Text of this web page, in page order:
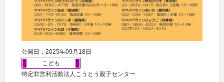
公開日：2025年09月18日
こども
特定非営利活動法人こうとう親子センター